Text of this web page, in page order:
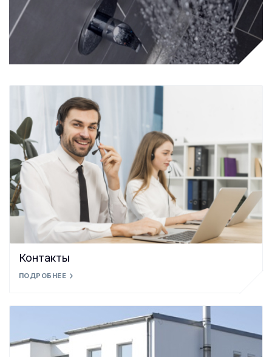
Контакты
ПОДРОБНЕЕ